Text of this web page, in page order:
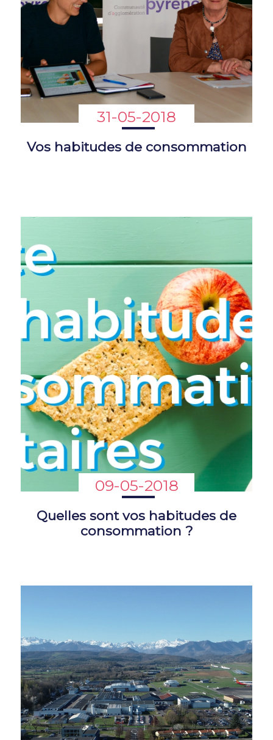
31-05-2018
Vos habitudes de consommation
09-05-2018
Quelles sont vos habitudes de
consommation ?